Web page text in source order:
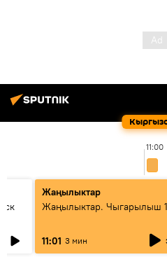
11:00
Жаңылыктар
Жаңылыктар. Чыгарылыш
11:01 3 мин